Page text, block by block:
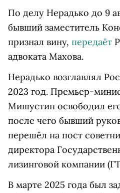
По делу Нерадько до 9
бывший заместитель
признал вину, передаёт
адвоката Махова.
Нерадько возглавлял
2023 год. Премьер-
Мишустин освободил
после чего бывший
перешёл на пост
директора
лизинговой компании
В марте 2025 года был